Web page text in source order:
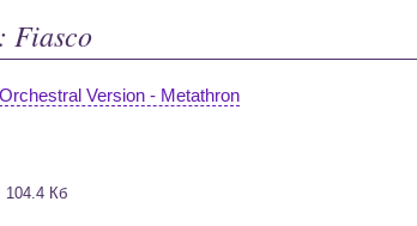
Fiasco
Orchestral Version - Metathron
104.4 Кб